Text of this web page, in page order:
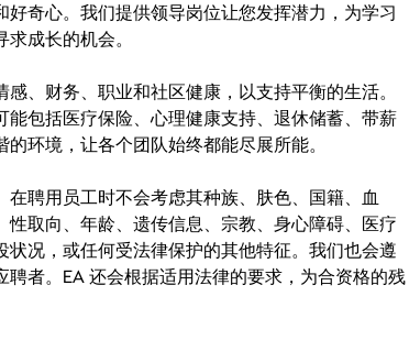
奇心。我们提供领导岗位让您发挥潜力，为学习
成长的机会。
、财务、职业和社区健康，以支持平衡的生活。
包括医疗保险、心理健康支持、退休储蓄、带薪
环境，让各个团队始终都能尽展所能。
聘用员工时不会考虑其种族、肤色、国籍、血
取向、年龄、遗传信息、宗教、身心障碍、医疗
况，或任何受法律保护的其他特征。我们也会遵
者。EA 还会根据适用法律的要求，为合资格的残